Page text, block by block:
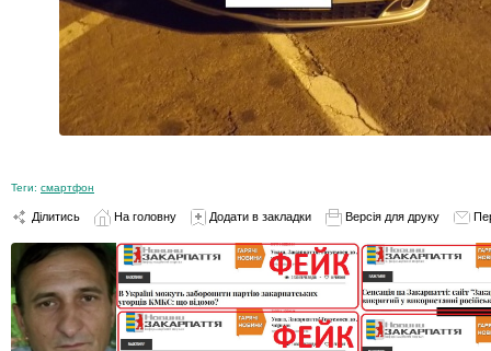
Теги: смартфон
Ділитись На головну Додати в закладки Версія для друку